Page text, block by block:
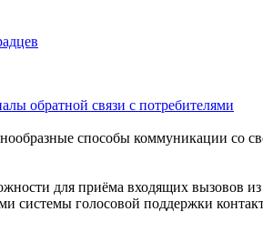
обратной связи с потребителями
способы коммуникации
для приёма входящих вызовов
системы голосовой поддержки